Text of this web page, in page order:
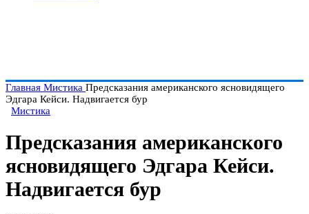
Главная Мистика Предсказания американского ясновидящего
Эдгара Кейси. Надвигается бур
Мистика
Предсказания американского
ясновидящего Эдгара Кейси.
Надвигается бур